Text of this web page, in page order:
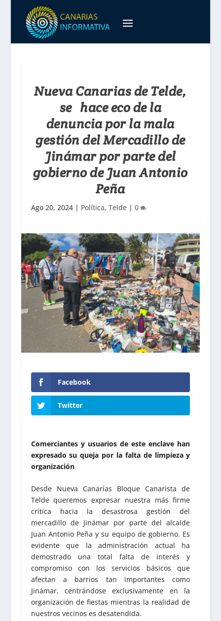
Nueva Canarias de Telde,
se hace eco de la
denuncia por la mala
gestión del Mercadillo de
Jinámar por parte del
gobierno de Juan Antonio
Peña
Ago 20, 2024| Política, Telde | 0
Facebook
Twitter
Comerciantes y usuarios de este enclave han
expresado su queja por la falta de limpieza y
organización
Desde Nueva Canarias Bloque Canarista de
Telde queremos expresar nuestra más firme
crítica hacia la desastrosa gestión del
mercadillo de Jinámar por parte del alcalde
Juan Antonio Peña y su equipo de gobierno. Es
evidente que la administración actual ha
demostrado una total falta de interés y
compromiso con los servicios básicos que
afectan a barrios tan importantes como
Jinámar, centrándose exclusivamente en la
organización de fiestas mientras la realidad de
nuestros vecinos es desatendida.